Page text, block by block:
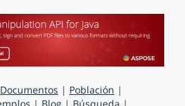
Documentos | Población |